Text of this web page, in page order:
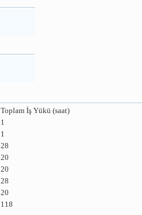
Toplam İş Yükü (saat)
1
1
28
20
20
28
20
118